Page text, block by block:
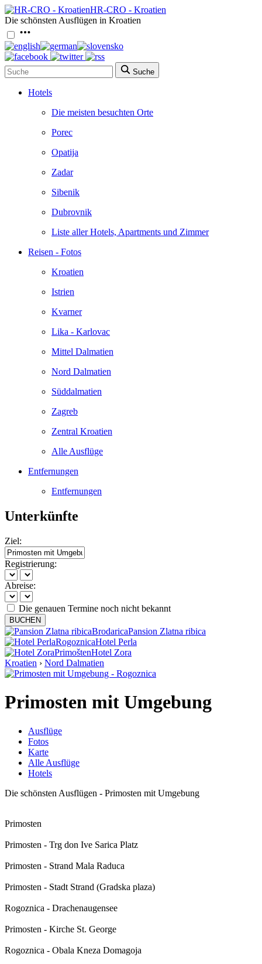
HR-CRO - Kroatien
Die schönsten Ausflügen in Kroatien
Suche
Hotels
Die meisten besuchten Orte
Porec
Opatija
Zadar
Sibenik
Dubrovnik
Liste aller Hotels, Apartments und Zimmer
Reisen - Fotos
Kroatien
Istrien
Kvarner
Lika - Karlovac
Mittel Dalmatien
Nord Dalmatien
Süddalmatien
Zagreb
Zentral Kroatien
Alle Ausflüge
Entfernungen
Entfernungen
Unterkünfte
Ziel:
Registrierung:
Abreise:
Die genauen Termine noch nicht bekannt
BUCHEN
BrodaricaPansion Zlatna ribica
RogoznicaHotel Perla
PrimoštenHotel Zora
Kroatien › Nord Dalmatien
Primosten mit Umgebung
Ausflüge
Fotos
Karte
Alle Ausflüge
Hotels
Die schönsten Ausflügen - Primosten mit Umgebung
Primosten
Primosten - Trg don Ive Sarica Platz
Primosten - Strand Mala Raduca
Primosten - Stadt Strand (Gradska plaza)
Rogoznica - Drachenaugensee
Primosten - Kirche St. George
Rogoznica - Obala Kneza Domagoja